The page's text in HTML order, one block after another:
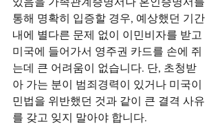
통해 명확히 입증할 경우, 예상했던 기간
내에 별다른 문제 없이 이민비자를 받고
미국에 들어가서 영주권 카드를 손에 쥐
는데 큰 어려움이 없습니다. 단, 초청받
아 가는 분이 범죄경력이 있거나 미국이
민법을 위반했던 것과 같이 큰 결격 사유
를 갖고 잊지 말아야 합니다.